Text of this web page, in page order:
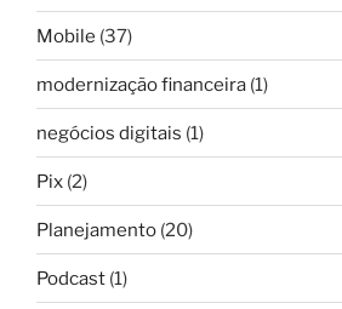
Mobile (37)
modernização financeira (1)
negócios digitais (1)
Pix (2)
Planejamento (20)
Podcast (1)